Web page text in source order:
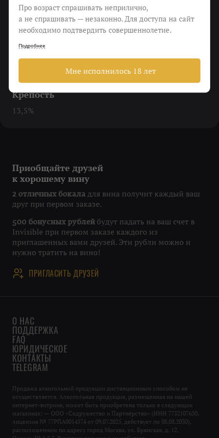
Еда
Конечно же, мясо
Виноград
Canaiolo, Colorino, Ciliegiolo, Mammolo
Крепость
13,5%
Приобщайте друзей
к хорошему вину
2 отличных бокала для вина получит каждый ваш
друг при первом заказе.
500 бонусных рублей будут падать на ваш счет в
Invisible при первом заказе каждого из
приглашенных вами друзей. Эти рубли можно и
нужно тратить на вино!
ПРИГЛАСИТЬ ДРУЗЕЙ
О НАС
ПОДДЕРЖКА
FAQ
ЮРИДИЧЕСКОЕ
КОНТАКТЫ
TELEGRAM
Продажа алкогольной продукции дистанционным способом не
осуществляется. Алкогольная продукция, размещенная на нашей
интернет-витрине, может быть приобретена только в следующих
магазинах: — ООО «Содружество и Партнёрство» (ИНН 7732107650,
лицензия № 77РПА0014574 от 09.07.2025, действует по 08.08.2030),
расположенном по адресу город Москва, ул. Брянская, д. 12,
Про возраст спрашивать неприлично,
а не спрашивать — незаконно. Для доступа на сайт
необходимо подтвердить совершеннолетие.
Подробнее
Мне исполнилось 18 лет